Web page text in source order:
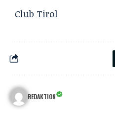
Club Tirol
REDAKTION